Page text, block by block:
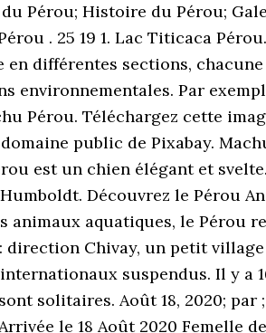
Pérou; Histoire du Pérou;
. 25 19 1. Lac Titicaca
différentes sections,
Par
Pérou. Téléchargez cette
public de Pixabay.
est un chien élégant et
Découvrez le Pérou
aquatiques, le Pérou
Chivay, un petit
suspendus. Il y a
solitaires. Août 18, 2020; par
le 18 Août 2020 Femelle